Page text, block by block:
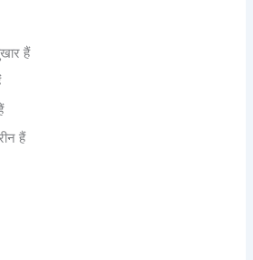
हैं
हैं